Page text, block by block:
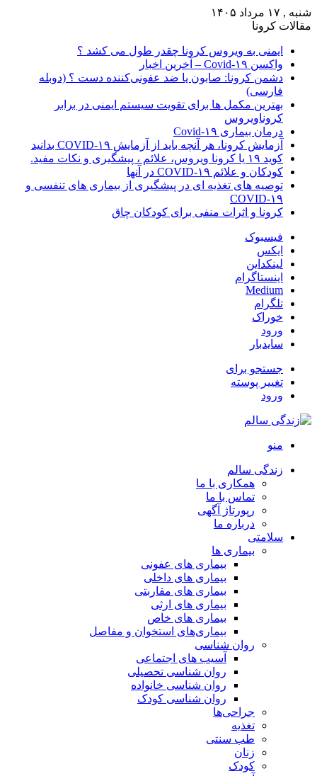
شنبه , ۱۷ مرداد ۱۴۰۵
مقالات کرونا
ایمنی به ویروس کرونا چقدر طول می کشد ؟
واکسن Covid-۱۹ – آخرین اخبار
دشمن کرونا: صابون یا ضد عفونی‌کننده دست ؟ (دوبله
فارسی)
بهترین مکمل ها برای تقویت سیستم ایمنی در برابر
کروناویروس
درمان بیماری Covid-۱۹
آزمایش کرونا، هر آنچه باید از آزمایش COVID-۱۹ بدانید
کوید ۱۹ یا کرونا ویروس، علائم ، پیشگیری و نکات مفید.
کودکان و علائم COVID-۱۹ در آنها
توصیه های تغذیه ای در پیشگیری از بیماری های تنفسی و
COVID-۱۹
کرونا و اثرات منفی برای کودکان چاق
فیسبوک
ایکس
لینکداین
اینستاگرام
Medium
تلگرام
خوراک
ورود
سایدبار
جستجو برای
تغییر پوسته
ورود
منو
زندگی سالم
همکاری با ما
تماس با ما
رپورتاژ آگهی
درباره ما
سلامتی
بیماری ها
بیماری های عفونی
بیماری های داخلی
بیماری های مقاربتی
بیماری های ارثی
بیماری های خاص
بیماری‌های استخوان و مفاصل
روان شناسی
آسیب های اجتماعی
روان شناسی تحصیلی
روان شناسی خانواده
روان شناسی کودک
جراحی‌ها
تغذیه
طب سنتی
زنان
کودک